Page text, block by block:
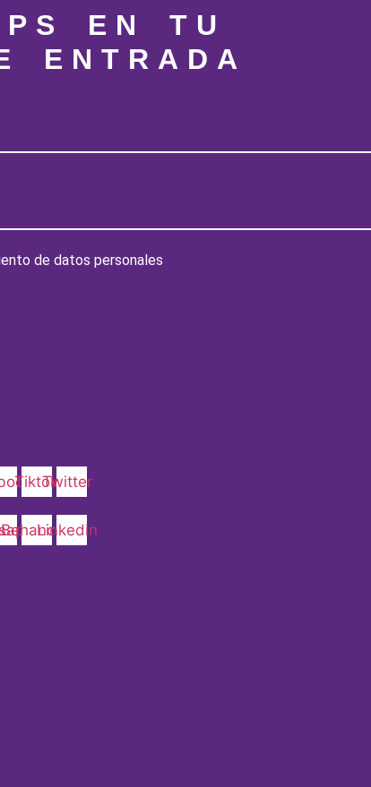
EN TU
ENTRADA
de datos personales
TiktokTwitter
BehanceLinkedin